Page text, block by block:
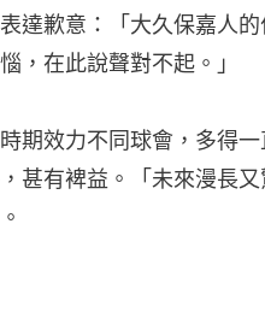
達歉意：「大久保嘉人
，在此說聲對不起。」
期效力不同球會，多得
甚有裨益。「未來漫長